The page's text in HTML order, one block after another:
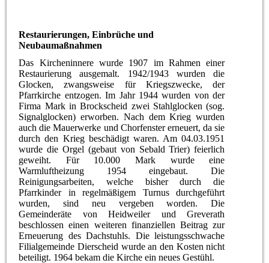
Restaurierungen, Einbrüche und
Neubaumaßnahmen
Das Kircheninnere wurde 1907 im Rahmen einer
Restaurierung ausgemalt. 1942/1943 wurden die
Glocken, zwangsweise für Kriegszwecke, der
Pfarrkirche entzogen. Im Jahr 1944 wurden von der
Firma Mark in Brockscheid zwei Stahlglocken (sog.
Signalglocken) erworben. Nach dem Krieg wurden
auch die Mauerwerke und Chorfenster erneuert, da sie
durch den Krieg beschädigt waren. Am 04.03.1951
wurde die Orgel (gebaut von Sebald Trier) feierlich
geweiht. Für 10.000 Mark wurde eine
Warmluftheizung 1954 eingebaut. Die
Reinigungsarbeiten, welche bisher durch die
Pfarrkinder in regelmäßigem Turnus durchgeführt
wurden, sind neu vergeben worden. Die
Gemeinderäte von Heidweiler und Greverath
beschlossen einen weiteren finanziellen Beitrag zur
Erneuerung des Dachstuhls. Die leistungsschwache
Filialgemeinde Dierscheid wurde an den Kosten nicht
beteiligt. 1964 bekam die Kirche ein neues Gestühl.